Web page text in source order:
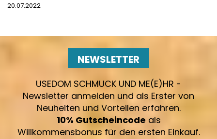
20.07.2022
NEWSLETTER
USEDOM SCHMUCK UND ME(E)HR -
Newsletter anmelden und als Erster von
Neuheiten und Vorteilen erfahren.
10% Gutscheincodeals
Willkommensbonus für den ersten Einkauf.